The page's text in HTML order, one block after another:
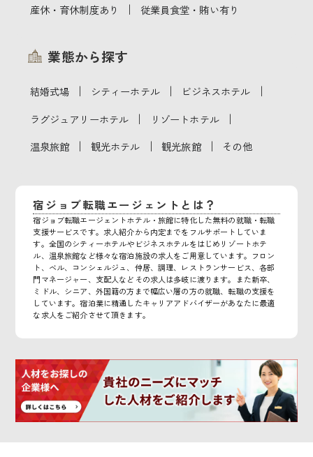
産休・育休制度あり ｜ 従業員食堂・賄い有り
業態から探す
結婚式場 ｜ シティーホテル ｜ ビジネスホテル ｜
ラグジュアリーホテル ｜ リゾートホテル ｜
温泉旅館 ｜ 観光ホテル ｜ 観光旅館 ｜ その他
宿ジョブ転職エージェントとは？
宿ジョブ転職エージェントホテル・旅館に特化した無料の就職・転職
支援サービスです。求人紹介から内定までをフルサポートしていま
す。全国のシティーホテルやビジネスホテルをはじめリゾートホテ
ル、温泉旅館など様々な宿泊施設の求人をご用意しています。フロン
ト、ベル、コンシェルジュ、仲居、調理、レストランサービス、各部
門マネージャー、支配人などその求人は多岐に渡ります。また新卒、
ミドル、シニア、外国籍の方まで幅広い層の方の就職、転職の支援を
しています。宿泊業に精通したキャリアアドバイザーがあなたに最適
な求人をご紹介させて頂きます。